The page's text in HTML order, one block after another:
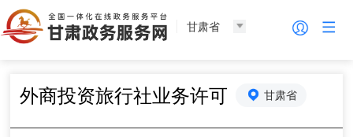
甘肃省
外商投资旅行社业务许可 甘肃省